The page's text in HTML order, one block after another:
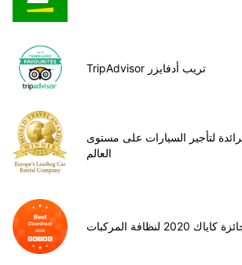
TripAdvisor تريب أدفايزر
لتأجير السيارات على مستوى
العالم
كاياك 2020 لنظافة المركبات